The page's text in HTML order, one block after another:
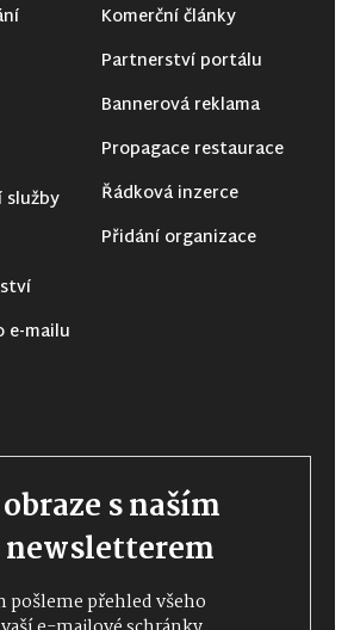
služby
e-mailu
Komerční články
Partnerství portálu
Bannerová reklama
Propagace restaurace
Řádková inzerce
Přidání organizace
s naším
pošleme přehled všeho